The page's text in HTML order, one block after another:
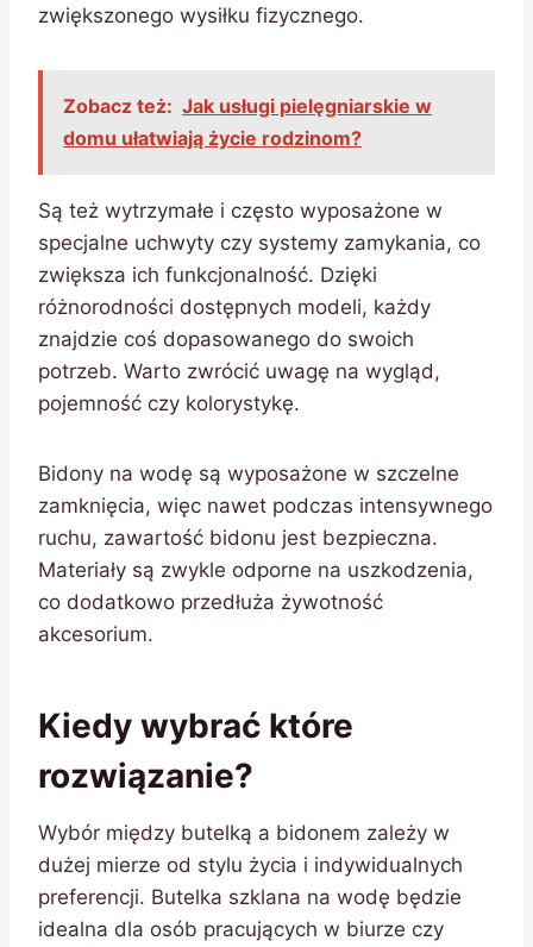
zwiększonego wysiłku fizycznego.
Zobacz też: Jak usługi pielęgniarskie w
domu ułatwiają życie rodzinom?
Są też wytrzymałe i często wyposażone w
specjalne uchwyty czy systemy zamykania, co
zwiększa ich funkcjonalność. Dzięki
różnorodności dostępnych modeli, każdy
znajdzie coś dopasowanego do swoich
potrzeb. Warto zwrócić uwagę na wygląd,
pojemność czy kolorystykę.
Bidony na wodę są wyposażone w szczelne
zamknięcia, więc nawet podczas intensywnego
ruchu, zawartość bidonu jest bezpieczna.
Materiały są zwykle odporne na uszkodzenia,
co dodatkowo przedłuża żywotność
akcesorium.
Kiedy wybrać które
rozwiązanie?
Wybór między butelką a bidonem zależy w
dużej mierze od stylu życia i indywidualnych
preferencji. Butelka szklana na wodę będzie
idealna dla osób pracujących w biurze czy